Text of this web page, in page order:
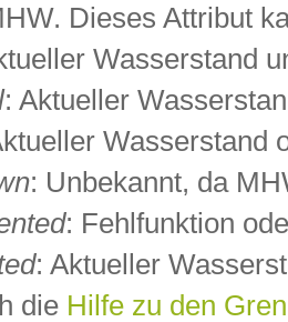
Dieses Attribut
Wasserstand
: Aktueller
Wasserstand
: Unbekannt, da
: Fehlfunktion
: Aktueller
die Hilfe zu den